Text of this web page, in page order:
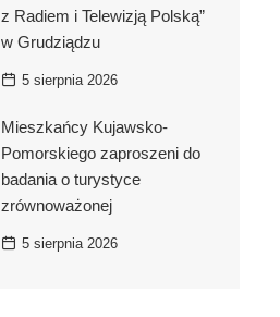
z Radiem i Telewizją Polską”
w Grudziądzu
5 sierpnia 2026
Mieszkańcy Kujawsko-
Pomorskiego zaproszeni do
badania o turystyce
zrównoważonej
5 sierpnia 2026